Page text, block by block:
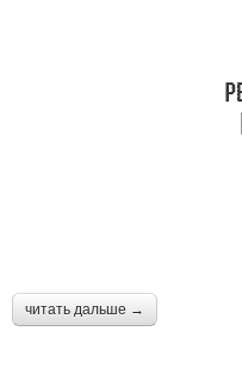
читать дальше →